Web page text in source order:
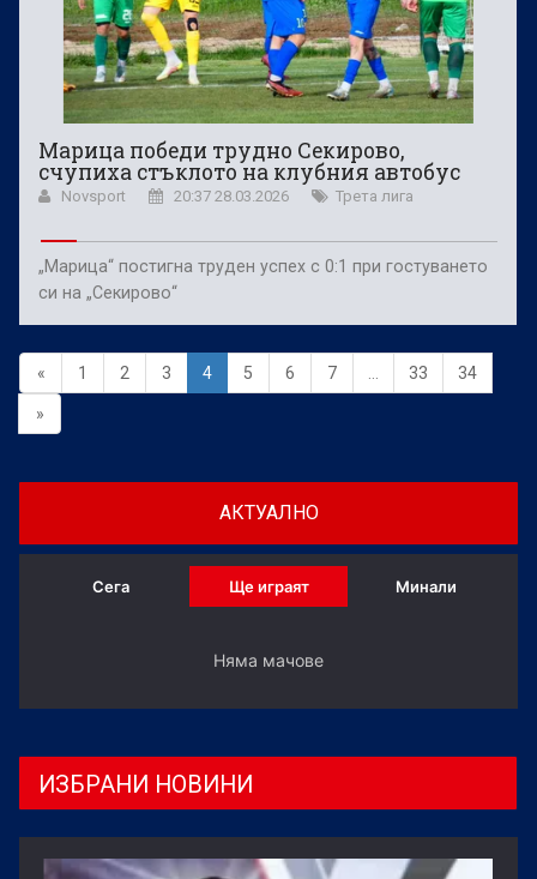
Марица победи трудно Секирово,
счупиха стъклото на клубния автобус
Novsport 20:37 28.03.2026 Трета лига
„Марица“ постигна труден успех с 0:1 при гостуването
си на „Секирово“
« 1 2 3 4 5 6 7 33 34
»
АКТУАЛНО
Сега Ще играят Минали
Няма мачове
ИЗБРАНИ НОВИНИ